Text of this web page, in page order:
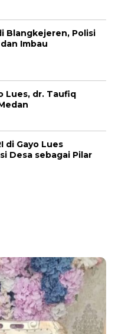
Blangkejeren, Polisi
Imbau
Lues, dr. Taufiq
di Gayo Lues
Desa sebagai Pilar